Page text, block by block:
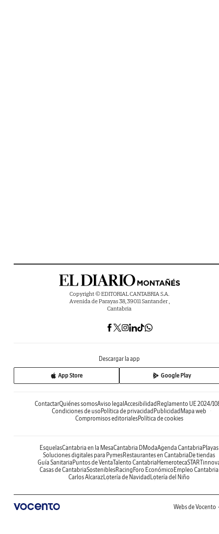
Copyright © EDITORIAL CANTABRIA S.A.
Avenida de Parayas 38, 39011 Santander ,
Cantabria
Descargar la app
App Store Google Play
ContactarQuiénes somosAviso legal Accesibilidad Reglamento UE 2024/
Condiciones de uso Política de privacidad Publicidad Mapa web
Compromisos editorialesPolítica de cookies
EsquelasCantabria en la MesaCantabria DModaAgenda Cantabria Playas
Soluciones digitales para PymesRestaurantes en Cantabria De tiendas
Guía Sanitaria Puntos de VentaTalento Cantabria Hemeroteca
Casas de CantabriaSosteniblesRacing Foro Económico Empleo Cantabria
Carlos Alcaraz Lotería de Navidad Lotería del Niño
Webs de Vocento